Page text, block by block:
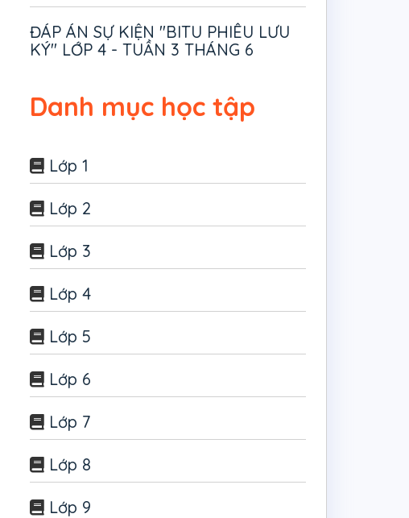
ĐÁP ÁN SỰ KIỆN "BITU PHIÊU LƯU
KÝ" LỚP 4 - TUẦN 3 THÁNG 6
Danh mục học tập
Lớp 1
Lớp 2
Lớp 3
Lớp 4
Lớp 5
Lớp 6
Lớp 7
Lớp 8
Lớp 9